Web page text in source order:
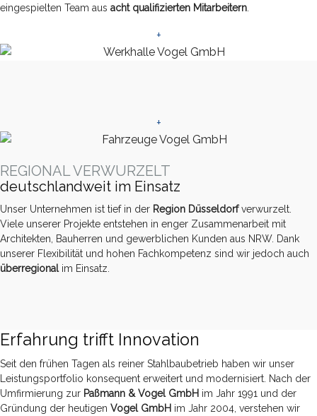
eingespielten Team aus acht qualifizierten Mitarbeitern
+
+
REGIONAL VERWURZELT
deutschlandweit im Einsatz
Unser Unternehmen ist tief in der Region Düsseldorfverwurzelt.
Viele unserer Projekte entstehen in enger Zusammenarbeit mit
Architekten, Bauherren und gewerblichen Kunden aus NRW. Dank
unserer Flexibilität und hohen Fachkompetenz sind wir jedoch auch
überregionalim Einsatz.
Erfahrung trifft Innovation
Seit den frühen Tagen als reiner Stahlbaubetrieb haben wir unser
Leistungsportfolio konsequent erweitert und modernisiert. Nach der
Umfirmierung zur Paßmann & Vogel GmbH im Jahr 1991 und der
Gründung der heutigen Vogel GmbH im Jahr 2004, verstehen wir